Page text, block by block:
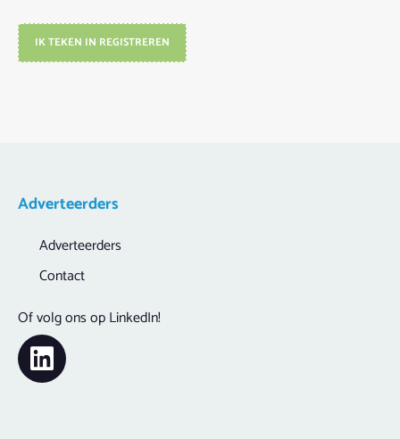
IK TEKEN IN REGISTREREN
Adverteerders
Adverteerders
Contact
Of volg ons op LinkedIn!